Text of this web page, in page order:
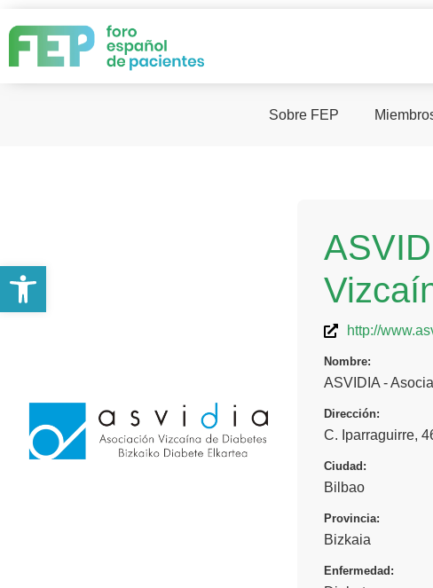
Sobre FEP
http://
Nombre:
ASVIDIA -
Dirección:
C. Iparraguirre,
Ciudad:
Bilbao
Provincia:
Bizkaia
Enfermedad:
Abrir barra de herramientas